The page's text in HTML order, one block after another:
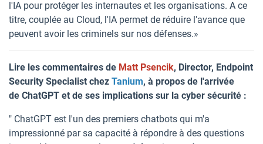
l'IA pour protéger les internautes et les organisations. A ce
titre, couplée au Cloud, l'IA permet de réduire l'avance que
peuvent avoir les criminels sur nos défenses.»
Lire les commentaires de Matt Psencik, Director, Endpoint
Security Specialist chez Tanium, à propos de l'arrivée
de ChatGPT et de ses implications sur la cyber sécurité :
" ChatGPT est l'un des premiers chatbots qui m'a
impressionné par sa capacité à répondre à des questions